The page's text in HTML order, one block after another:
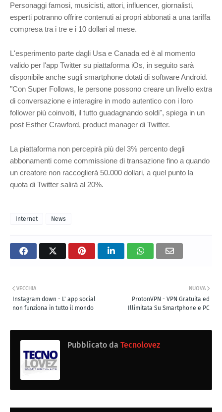
Personaggi famosi, musicisti, attori, influencer, giornalisti,
esperti potranno offrire contenuti ai propri abbonati a una tariffa
compresa tra i tre e i 10 dollari al mese.
L'esperimento parte dagli Usa e Canada ed è al momento
valido per l'app Twitter su piattaforma iOs, in seguito sarà
disponibile anche sugli smartphone dotati di software Android.
"Con Super Follows, le persone possono creare un livello extra
di conversazione e interagire in modo autentico con i loro
follower più coinvolti, il tutto guadagnando soldi", spiega in un
post Esther Crawford, product manager di Twitter.
La piattaforma non percepirà più del 3% percento degli
abbonamenti come commissione di transazione fino a quando
un creatore non raccoglierà 50.000 dollari, a quel punto la
quota di Twitter salirà al 20%.
Internet News
NUOVA
ProtonVPN - VPN Gratuita ed
Illimitata Su Smartphone e PC
VECCHIA
Instagram down - L' app social
non funziona in tutto il mondo
Pubblicato da Tecnolovez